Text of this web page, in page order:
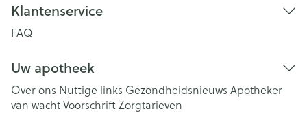
Klantenservice
FAQ
Uw apotheek
Over ons Nuttige links Gezondheidsnieuws Apotheker
van wachtVoorschriftZorgtarieven